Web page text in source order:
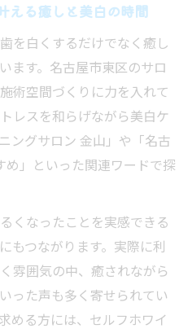
える癒しと美白の時間
を白くするだけでなく癒し
ます。名古屋市東区のサロ
術空間づくりに力を入れて
レスを和らげながら美白ケ
ングサロン 金山」や「名古
」といった関連ワードで探
くなったことを実感できる
もつながります。実際に利
雰囲気の中、癒されながら
った声も多く寄せられてい
める方には、セルフホワイ